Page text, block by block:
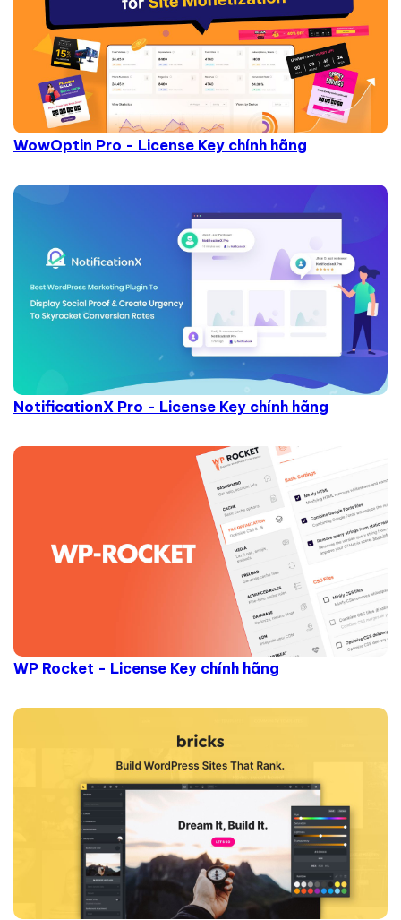
WowOptin Pro - License Key chính hãng
NotificationX Pro - License Key chính hãng
WP Rocket - License Key chính hãng